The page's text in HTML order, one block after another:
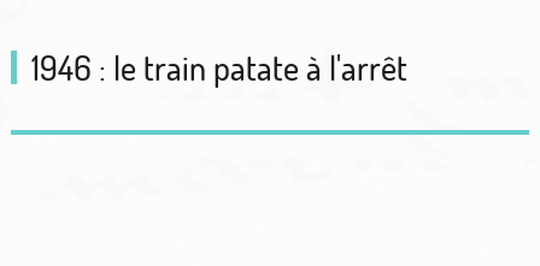
1946 : le train patate à l'arrêt